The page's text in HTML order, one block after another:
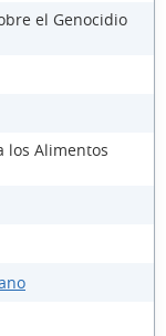
el Genocidio
los Alimentos